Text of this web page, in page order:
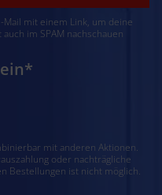
Mail mit einem Link, um deine
im SPAM nachschauen
mit anderen Aktionen.
oder nachträgliche
Bestellungen ist nicht möglich.